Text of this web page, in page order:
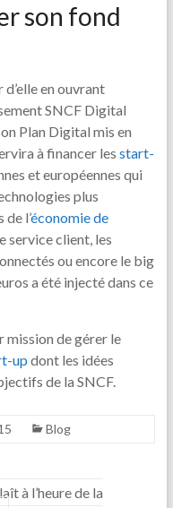
son fond
en ouvrant
SNCF Digital
Plan Digital mis en
à financer les start-
et européennes qui
plus
l’économie de
service client, les
ou encore le big
a été injecté dans ce
mission de gérer le
up dont les idées
de la SNCF.
Blog
à l’heure de la